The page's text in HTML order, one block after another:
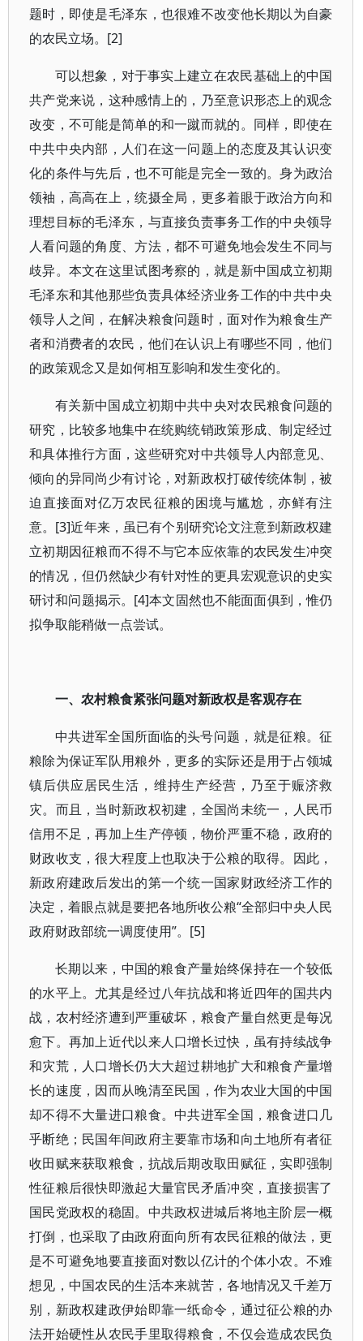
题时，即使是毛泽东，也很难不改变他长期以为自豪
的农民立场。[2]
可以想象，对于事实上建立在农民基础上的中国
共产党来说，这种感情上的，乃至意识形态上的观念
改变，不可能是简单的和一蹴而就的。同样，即使在
中共中央内部，人们在这一问题上的态度及其认识变
化的条件与先后，也不可能是完全一致的。身为政治
领袖，高高在上，统摄全局，更多着眼于政治方向和
理想目标的毛泽东，与直接负责事务工作的中央领导
人看问题的角度、方法，都不可避免地会发生不同与
歧异。本文在这里试图考察的，就是新中国成立初期
毛泽东和其他那些负责具体经济业务工作的中共中央
领导人之间，在解决粮食问题时，面对作为粮食生产
者和消费者的农民，他们在认识上有哪些不同，他们
的政策观念又是如何相互影响和发生变化的。
有关新中国成立初期中共中央对农民粮食问题的
研究，比较多地集中在统购统销政策形成、制定经过
和具体推行方面，这些研究对中共领导人内部意见、
倾向的异同尚少有讨论，对新政权打破传统体制，被
迫直接面对亿万农民征粮的困境与尴尬，亦鲜有注
意。[3]近年来，虽已有个别研究论文注意到新政权建
立初期因征粮而不得不与它本应依靠的农民发生冲突
的情况，但仍然缺少有针对性的更具宏观意识的史实
研讨和问题揭示。[4]本文固然也不能面面俱到，惟仍
拟争取能稍做一点尝试。
一、农村粮食紧张问题对新政权是客观存在
中共进军全国所面临的头号问题，就是征粮。征
粮除为保证军队用粮外，更多的实际还是用于占领城
镇后供应居民生活，维持生产经营，乃至于赈济救
灾。而且，当时新政权初建，全国尚未统一，人民币
信用不足，再加上生产停顿，物价严重不稳，政府的
财政收支，很大程度上也取决于公粮的取得。因此，
新政府建政后发出的第一个统一国家财政经济工作的
决定，着眼点就是要把各地所收公粮“全部归中央人民
政府财政部统一调度使用”。[5]
长期以来，中国的粮食产量始终保持在一个较低
的水平上。尤其是经过八年抗战和将近四年的国共内
战，农村经济遭到严重破坏，粮食产量自然更是每况
愈下。再加上近代以来人口增长过快，虽有持续战争
和灾荒，人口增长仍大大超过耕地扩大和粮食产量增
长的速度，因而从晚清至民国，作为农业大国的中国
却不得不大量进口粮食。中共进军全国，粮食进口几
乎断绝；民国年间政府主要靠市场和向土地所有者征
收田赋来获取粮食，抗战后期改取田赋征，实即强制
性征粮后很快即激起大量官民矛盾冲突，直接损害了
国民党政权的稳固。中共政权进城后将地主阶层一概
打倒，也采取了由政府面向所有农民征粮的做法，更
是不可避免地要直接面对数以亿计的个体小农。不难
想见，中国农民的生活本来就苦，各地情况又千差万
别，新政权建政伊始即靠一纸命令，通过征公粮的办
法开始硬性从农民手里取得粮食，不仅会造成农民负